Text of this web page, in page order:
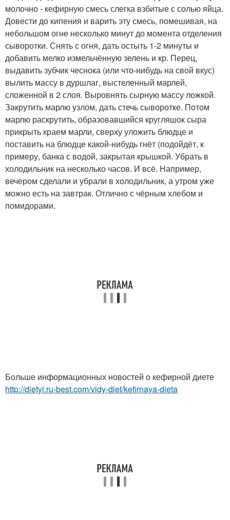
молочно - кефирную смесь слегка взбитые с солью яйца.
Довести до кипения и варить эту смесь, помешивая, на
небольшом огне несколько минут до момента отделения
сыворотки. Снять с огня, дать остыть 1-2 минуты и
добавить мелко измельчённую зелень и кр. Перец,
выдавить зубчик чеснока (или что-нибудь на свой вкус)
вылить массу в дуршлаг, выстеленный марлей,
сложенной в 2 слоя. Выровнять сырную массу ложкой.
Закрутить марлю узлом, дать стечь сыворотке. Потом
марлю раскрутить, образовавшийся кругляшок сыра
прикрыть краем марли, сверху уложить блюдце и
поставить на блюдце какой-нибудь гнёт (подойдёт, к
примеру, банка с водой, закрытая крышкой. Убрать в
холодильник на несколько часов. И всё. Например,
вечером сделали и убрали в холодильник, а утром уже
можно есть на завтрак. Отлично с чёрным хлебом и
помидорами.
Больше информационных новостей о кефирной диете
http://dietyi.ru-best.com/vidy-diet/kefirnaya-dieta